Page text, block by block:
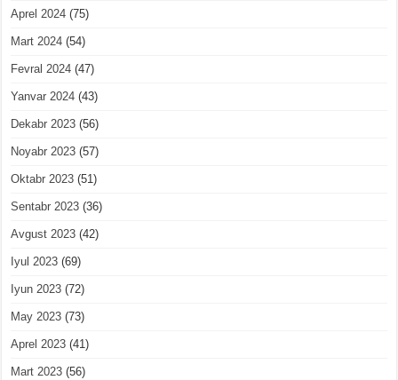
Aprel 2024 (75)
Mart 2024 (54)
Fevral 2024 (47)
Yanvar 2024 (43)
Dekabr 2023 (56)
Noyabr 2023 (57)
Oktabr 2023 (51)
Sentabr 2023 (36)
Avgust 2023 (42)
Iyul 2023 (69)
Iyun 2023 (72)
May 2023 (73)
Aprel 2023 (41)
Mart 2023 (56)